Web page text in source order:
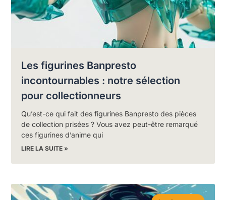
Les figurines Banpresto
incontournables : notre sélection
pour collectionneurs
Qu’est-ce qui fait des figurines Banpresto des pièces
de collection prisées ? Vous avez peut-être remarqué
ces figurines d’anime qui
LIRE LA SUITE »